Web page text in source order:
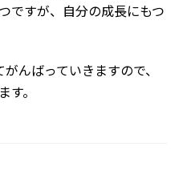
ですが、自分の成長にもつ
んばっていきますので、
。